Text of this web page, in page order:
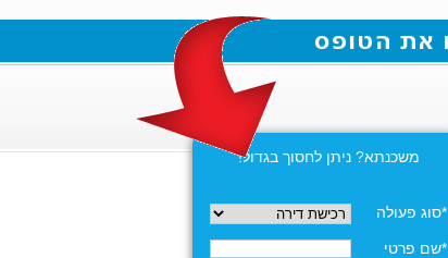
משכנתא? ניתן לחסוך בגדול!
*סוג פעולה
*שם פרטי